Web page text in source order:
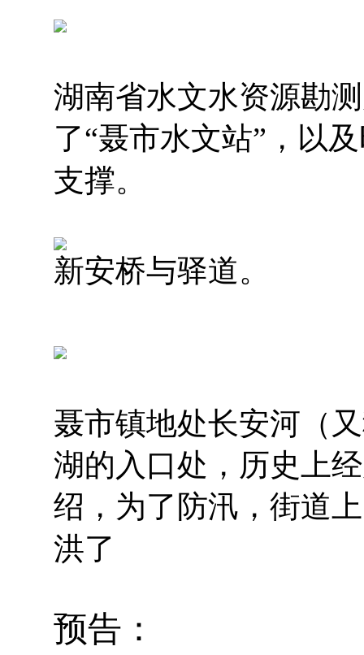
湖南省水文水资源勘
了“聂市水文站”，以
支撑。
新安桥与驿道。
聂市镇地处长安河（
湖的入口处，历史上
绍，为了防汛，街道
洪了
预告：